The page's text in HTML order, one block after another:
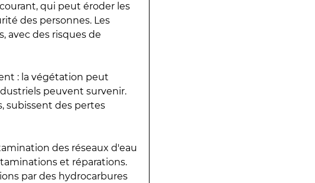
qui peut éroder les
des personnes. Les
avec des risques de
: la végétation peut
peuvent survenir.
subissent des pertes
des réseaux d'eau
et réparations.
par des hydrocarbures